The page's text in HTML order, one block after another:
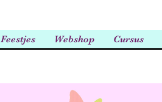
Feestjes Webshop Cursus